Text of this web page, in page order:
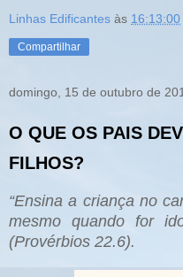
Linhas Edificantes às 16:13:00
Compartilhar
domingo, 15 de outubro de
O QUE OS PAIS
FILHOS?
“Ensina a criança no
mesmo quando for
(Provérbios 22.6).